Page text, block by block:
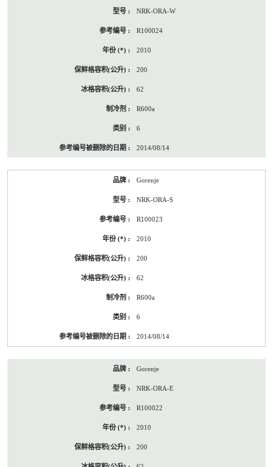
NRK-ORA-W
R100024
2010
200
62
R600a
6
2014/08/14
Gorenje
NRK-ORA-S
R100023
2010
200
62
R600a
6
2014/08/14
Gorenje
NRK-ORA-E
R100022
2010
200